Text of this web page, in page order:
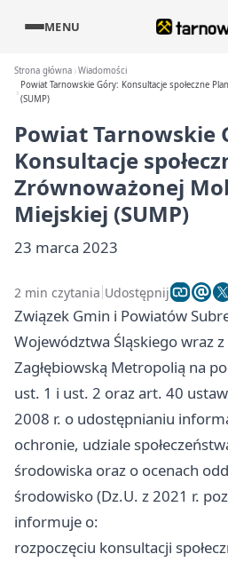
MENU
Strona główna Wiadomości
Powiat Tarnowskie Góry: Konsultacje społeczne
(SUMP)
Powiat Tarnowskie
Konsultacje
Zrównoważonej
Miejskiej (SUMP)
23 marca 2023
2 min czytania Udostępnij
Związek Gmin i Powiatów
Województwa Śląskiego wraz
Zagłębiowską Metropolią na
ust. 1 i ust. 2 oraz art. 40
2008 r. o udostępnianiu
ochronie, udziale
środowiska oraz o ocenach
środowisko (Dz.U. z 2021 r.
informuje o:
rozpoczęciu konsultacji